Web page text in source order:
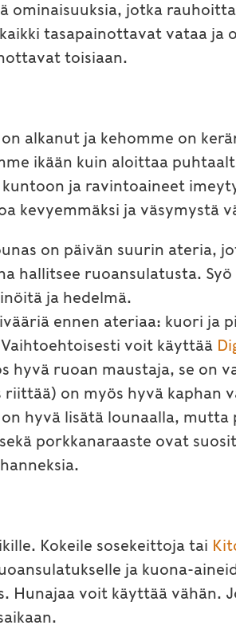
ominaisuuksia, jotka
tasapainottavat vataa ja
toisiaan.
alkanut ja kehomme on
ikään kuin aloittaa
ja ravintoaineet
kevyemmäksi ja väsymystä
on päivän suurin ateria,
hallitsee ruoansulatusta.
ja hedelmä.
ennen ateriaa: kuori ja
voit käyttää
hyvä ruoan maustaja, se on
riittää) on myös hyvä kaphan
hyvä lisätä lounaalla,
porkkanaraaste ovat
Kokeile sosekeittoja tai
ja kuona-
Hunajaa voit käyttää vähän.